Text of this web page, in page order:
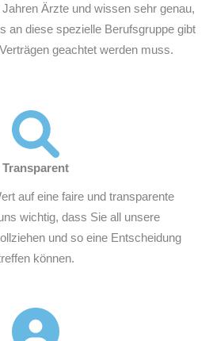
Ärzte und wissen sehr genau,
an diese spezielle Berufsgruppe gibt
geachtet werden muss.
Transparent
auf eine faire und transparente
wichtig, dass Sie all unsere
und so eine Entscheidung
können.